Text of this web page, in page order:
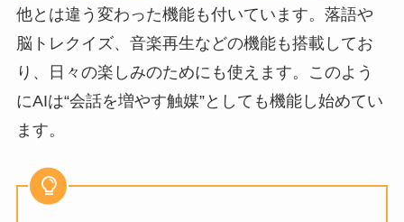
他とは違う変わった機能も付いています。落語や
脳トレクイズ、音楽再生などの機能も搭載してお
り、日々の楽しみのためにも使えます。このよう
にAIは“会話を増やす触媒”としても機能し始めてい
ます。